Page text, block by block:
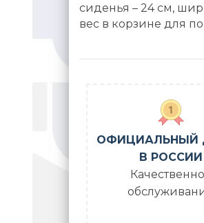
сиденья – 24 см,
вес в корзине для
ОФИЦИАЛЬНЫЙ
В РОССИИ